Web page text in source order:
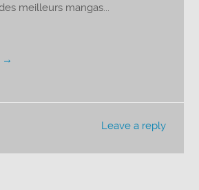
meilleurs mangas...
→
Leave a reply